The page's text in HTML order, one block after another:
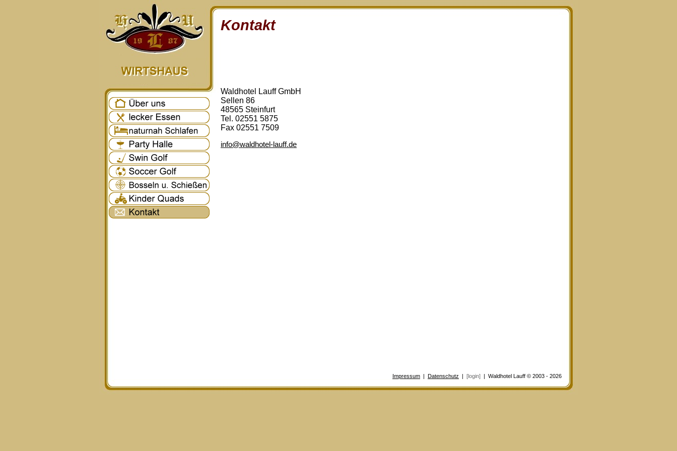
Kontakt
Waldhotel Lauff GmbH
Sellen 86
48565 Steinfurt
Tel. 02551 5875
Fax 02551 7509
info@waldhotel-lauff.de
Impressum | Datenschutz | [login] | Waldhotel Lauff © 2003 - 2026